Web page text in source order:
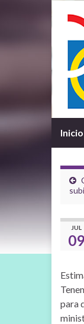
Inicio
JUL
09
para